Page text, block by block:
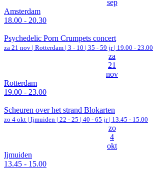
sep
Amsterdam
18.00 - 20.30
Psychedelic Porn Crumpets concert
za 21 nov | Rotterdam | 3 - 10 | 35 - 59 jr | 19.00 - 23.00
za
21
nov
Rotterdam
19.00 - 23.00
Scheuren over het strand Blokarten
zo 4 okt | Ijmuiden | 22 - 25 | 40 - 65 jr | 13.45 - 15.00
zo
4
okt
Ijmuiden
13.45 - 15.00